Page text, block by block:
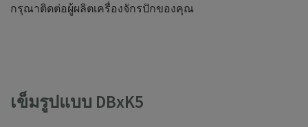
กรุณาติดต่อผู้ผลิตเครื่องจักรปักของคุณ
เข็มรูปแบบ DBxK5